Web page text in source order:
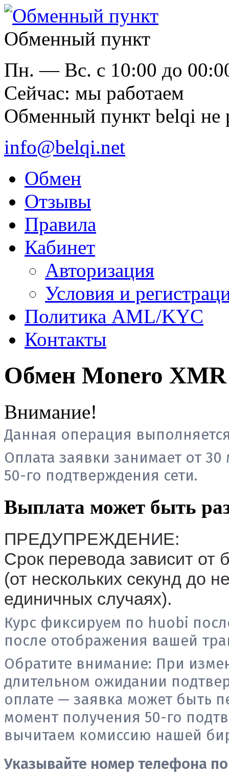
Обменный пункт
Пн. — Вс. с 10:00 до
Cейчас: мы работаем
Обменный пункт belqi не
info@belqi.net
Обмен
Отзывы
Правила
Кабинет
Авторизация
Условия и
Политика AML/KYC
Контакты
Обмен Monero
Внимание!
Данная операция
Оплата заявки занимает от
50-го подтверждения сети.
Выплата может быть
ПРЕДУПРЕЖДЕНИЕ:
Срок перевода зависит от
(от нескольких секунд до
единичных случаях).
Курс фиксируем по huobi
после отображения вашей
Обратите внимание: При
длительном ожидании
оплате — заявка может быть
момент получения 50-го
вычитаем комиссию нашей
Указывайте номер телефона